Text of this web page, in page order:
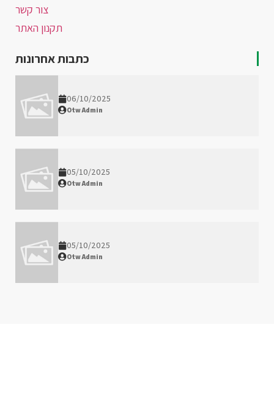
צור קשר
תקנון האתר
כתבות אחרונות
06/10/2025
Otw Admin
05/10/2025
Otw Admin
05/10/2025
Otw Admin